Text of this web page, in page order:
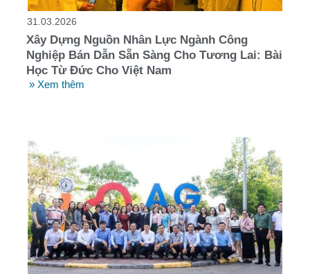
31.03.2026
Xây Dựng Nguồn Nhân Lực Ngành Công
Nghiệp Bán Dẫn Sẵn Sàng Cho Tương Lai: Bài
Học Từ Đức Cho Việt Nam
» Xem thêm